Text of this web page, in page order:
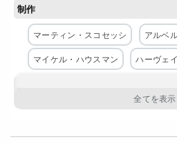
制作
マーティン・スコセッシ アルベ
マイケル・ハウスマン ハーヴェ
脚本
ジェイ・コックス ケネス・ロナ
スティーヴン・ザイリアン
全てを表示